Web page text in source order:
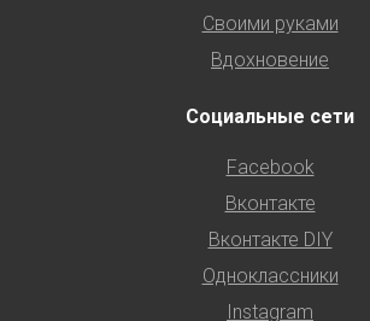
Своими руками
Вдохновение
Социальные сети
Facebook
Вконтакте
Вконтакте DIY
Одноклассники
Instagram